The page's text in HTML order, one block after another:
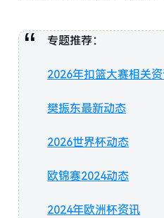
专题推荐：
2026年扣篮大赛相关
樊振东最新动态
2026世界杯动态
欧锦赛2024动态
2024年欧洲杯资讯